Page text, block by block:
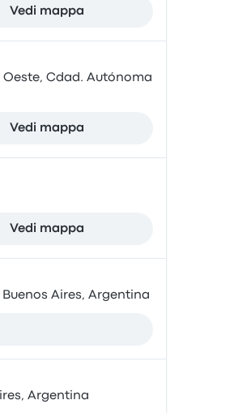
Vedi mappa
Oeste, Cdad. Autónoma
Vedi mappa
Vedi mappa
Buenos Aires, Argentina
Argentina